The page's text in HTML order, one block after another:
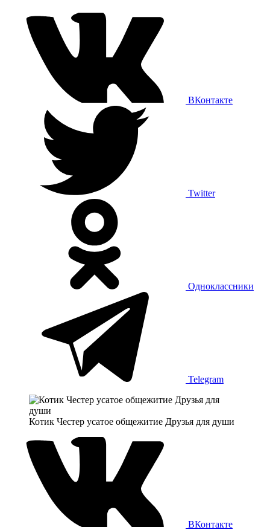
ВКонтакте
Twitter
Одноклассники
Telegram
Котик Честер усатое общежитие Друзья для души
ВКонтакте